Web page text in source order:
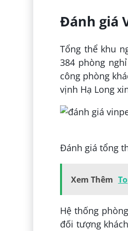
Đánh giá
Tổng thể khu
384 phòng
công phòng
vịnh Hạ Long
Đánh giá tổng
Xem Thêm
Hệ thống
đối tượng